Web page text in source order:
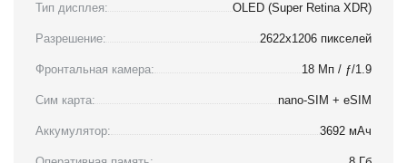
Тип дисплея: OLED (Super Retina XDR)
Разрешение: 2622x1206 пикселей
Фронтальная камера: 18 Мп / ƒ/1.9
Сим карта: nano-SIM + eSIM
Аккумулятор: 3692 мАч